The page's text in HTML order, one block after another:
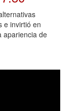
e invirtió en
apariencia de